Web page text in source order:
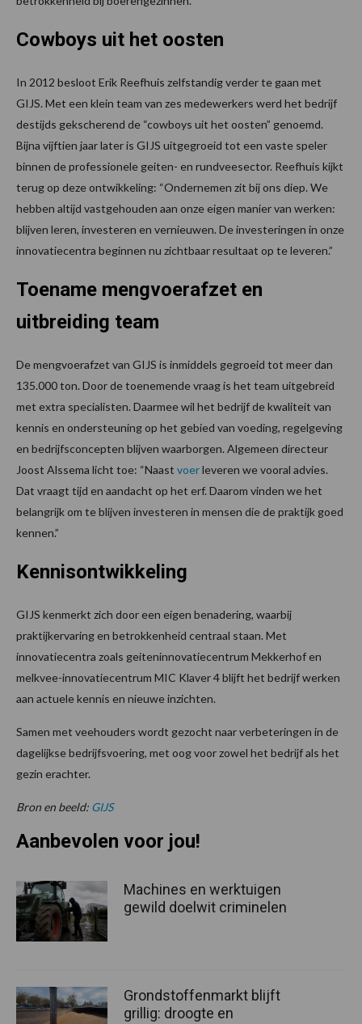
Cowboys uit het oosten
In 2012 besloot Erik Reefhuis zelfstandig verder te gaan met
GIJS. Met een klein team van zes medewerkers werd het bedrijf
destijds gekscherend de “cowboys uit het oosten” genoemd.
Bijna vijftien jaar later is GIJS uitgegroeid tot een vaste speler
binnen de professionele geiten- en rundveesector. Reefhuis kijkt
terug op deze ontwikkeling: “Ondernemen zit bij ons diep. We
hebben altijd vastgehouden aan onze eigen manier van werken:
blijven leren, investeren en vernieuwen. De investeringen in onze
innovatiecentra beginnen nu zichtbaar resultaat op te leveren.”
Toename mengvoerafzet en
uitbreiding team
De mengvoerafzet van GIJS is inmiddels gegroeid tot meer dan
135.000 ton. Door de toenemende vraag is het team uitgebreid
met extra specialisten. Daarmee wil het bedrijf de kwaliteit van
kennis en ondersteuning op het gebied van voeding, regelgeving
en bedrijfsconcepten blijven waarborgen. Algemeen directeur
Joost Alssema licht toe: “Naast voerleveren we vooral advies.
Dat vraagt tijd en aandacht op het erf. Daarom vinden we het
belangrijk om te blijven investeren in mensen die de praktijk goed
kennen.”
Kennisontwikkeling
GIJS kenmerkt zich door een eigen benadering, waarbij
praktijkervaring en betrokkenheid centraal staan. Met
innovatiecentra zoals geiteninnovatiecentrum Mekkerhof en
melkvee-innovatiecentrum MIC Klaver 4 blijft het bedrijf werken
aan actuele kennis en nieuwe inzichten.
Samen met veehouders wordt gezocht naar verbeteringen in de
dagelijkse bedrijfsvoering, met oog voor zowel het bedrijf als het
gezin erachter.
Bron en beeld: GIJS
Aanbevolen voor jou!
Machines en werktuigen
gewild doelwit criminelen
Grondstoffenmarkt blijft
grillig: droogte en